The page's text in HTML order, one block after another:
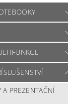
A PREZENTAČNÍ